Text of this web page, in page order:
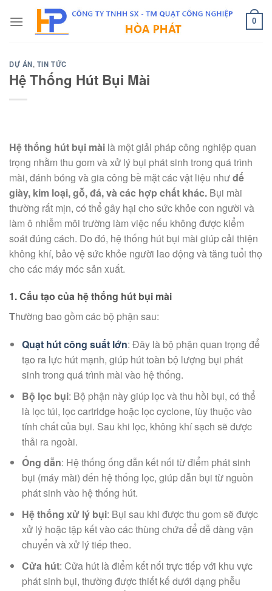
0
DỰ ÁN, TIN TỨC
Hệ Thống Hút Bụi Mài
Hệ thống hút bụi mài là một giải pháp công nghiệp quan
trọng nhằm thu gom và xử lý bụi phát sinh trong quá trình
mài, đánh bóng và gia công bề mặt các vật liệu nhưđế
giày, kim loại, gỗ, đá, và các hợp chất khác. Bụi mài
thường rất mịn, có thể gây hại cho sức khỏe con người và
làm ô nhiễm môi trường làm việc nếu không được kiểm
soát đúng cách. Do đó, hệ thống hút bụi mài giúp cải thiện
không khí, bảo vệ sức khỏe người lao động và tăng tuổi thọ
cho các máy móc sản xuất.
1.Cấu tạo của hệ thống hút bụi mài
Thường bao gồm các bộ phận sau:
Quạt hút công suất lớn: Đây là bộ phận quan trọng để
tạo ra lực hút mạnh, giúp hút toàn bộ lượng bụi phát
sinh trong quá trình mài vào hệ thống.
Bộ lọc bụi: Bộ phận này giúp lọc và thu hồi bụi, có thể
là lọc túi, lọc cartridge hoặc lọc cyclone, tùy thuộc vào
tính chất của bụi. Sau khi lọc, không khí sạch sẽ được
thải ra ngoài.
Ống dẫn: Hệ thống ống dẫn kết nối từ điểm phát sinh
bụi (máy mài) đến hệ thống lọc, giúp dẫn bụi từ nguồn
phát sinh vào hệ thống hút.
Hệ thống xử lý bụi: Bụi sau khi được thu gom sẽ được
xử lý hoặc tập kết vào các thùng chứa để dễ dàng vận
chuyển và xử lý tiếp theo.
Cửa hút: Cửa hút là điểm kết nối trực tiếp với khu vực
phát sinh bụi, thường được thiết kế dưới dạng phễu